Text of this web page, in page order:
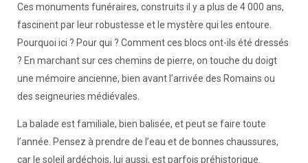
Ces monuments funéraires, construits il y a plus de 4 000 ans,
fascinent par leur robustesse et le mystère qui les entoure.
Pourquoi ici ? Pour qui ? Comment ces blocs ont-ils été dressés
? En marchant sur ces chemins de pierre, on touche du doigt
une mémoire ancienne, bien avant l’arrivée des Romains ou
des seigneuries médiévales.
La balade est familiale, bien balisée, et peut se faire toute
l’année. Pensez à prendre de l’eau et de bonnes chaussures,
car le soleil ardéchois, lui aussi, est parfois préhistorique.